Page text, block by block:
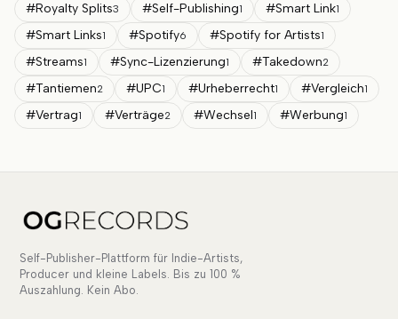
#Royalty Splits3 #Self-Publishing1 #Smart Link1
#Smart Links1 #Spotify6 #Spotify for Artists1
#Streams1 #Sync-Lizenzierung1 #Takedown2
#Tantiemen2 #UPC1 #Urheberrecht1 #Vergleich1
#Vertrag1 #Verträge2 #Wechsel1 #Werbung1
Self-Publisher-Plattform für Indie-Artists,
Producer und kleine Labels. Bis zu 100 %
Auszahlung. Kein Abo.